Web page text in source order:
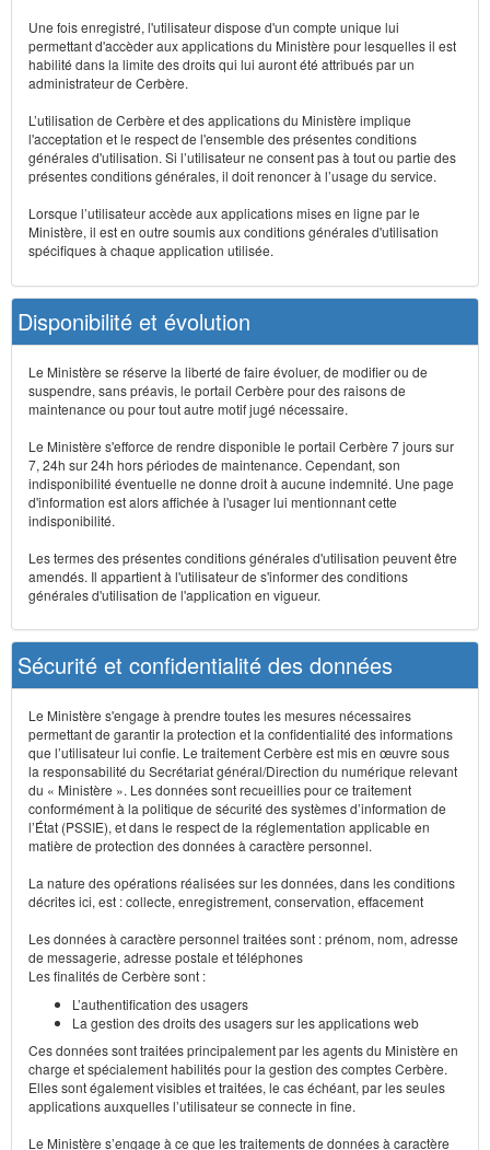
Une fois enregistré, l'utilisateur dispose d'un compte unique lui
permettant d'accèder aux applications du Ministère pour lesquelles il est
habilité dans la limite des droits qui lui auront été attribués par un
administrateur de Cerbère.
L’utilisation de Cerbère et des applications du Ministère implique
l'acceptation et le respect de l'ensemble des présentes conditions
générales d'utilisation. Si l’utilisateur ne consent pas à tout ou partie des
présentes conditions générales, il doit renoncer à l’usage du service.
Lorsque l’utilisateur accède aux applications mises en ligne par le
Ministère, il est en outre soumis aux conditions générales d'utilisation
spécifiques à chaque application utilisée.
Disponibilité et évolution
Le Ministère se réserve la liberté de faire évoluer, de modifier ou de
suspendre, sans préavis, le portail Cerbère pour des raisons de
maintenance ou pour tout autre motif jugé nécessaire.
Le Ministère s'efforce de rendre disponible le portail Cerbère 7 jours sur
7, 24h sur 24h hors périodes de maintenance. Cependant, son
indisponibilité éventuelle ne donne droit à aucune indemnité. Une page
d'information est alors affichée à l'usager lui mentionnant cette
indisponibilité.
Les termes des présentes conditions générales d'utilisation peuvent être
amendés. Il appartient à l'utilisateur de s'informer des conditions
générales d'utilisation de l'application en vigueur.
Sécurité et confidentialité des données
Le Ministère s'engage à prendre toutes les mesures nécessaires
permettant de garantir la protection et la confidentialité des informations
que l’utilisateur lui confie. Le traitement Cerbère est mis en œuvre sous
la responsabilité du Secrétariat général/Direction du numérique relevant
du « Ministère ». Les données sont recueillies pour ce traitement
conformément à la politique de sécurité des systèmes d’information de
l’État (PSSIE), et dans le respect de la réglementation applicable en
matière de protection des données à caractère personnel.
La nature des opérations réalisées sur les données, dans les conditions
décrites ici, est : collecte, enregistrement, conservation, effacement
Les données à caractère personnel traitées sont : prénom, nom, adresse
de messagerie, adresse postale et téléphones
Les finalités de Cerbère sont :
L’authentification des usagers
La gestion des droits des usagers sur les applications web
Ces données sont traitées principalement par les agents du Ministère en
charge et spécialement habilités pour la gestion des comptes Cerbère.
Elles sont également visibles et traitées, le cas échéant, par les seules
applications auxquelles l’utilisateur se connecte in fine.
Le Ministère s’engage à ce que les traitements de données à caractère